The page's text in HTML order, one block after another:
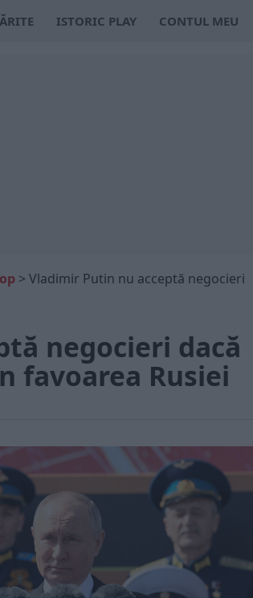
ISTORIC PLAY CONTUL MEU
> Vladimir Putin nu acceptă negocieri
negocieri dacă
favoarea Rusiei